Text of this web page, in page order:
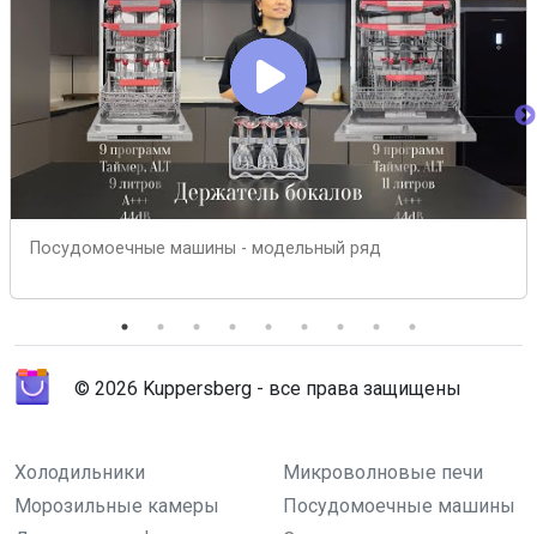
Посудомоечные машины - модельный ряд
© 2026 Kuppersberg - все права защищены
Холодильники
Микроволновые печи
Морозильные камеры
Посудомоечные машины